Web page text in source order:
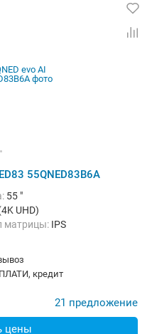
55QNED83B6A
55 "
UHD)
матрицы: IPS
кредит
21 предложение
цены